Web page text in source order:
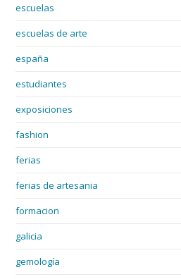
escuelas
escuelas de arte
españa
estudiantes
exposiciones
fashion
ferias
ferias de artesania
formacion
galicia
gemología